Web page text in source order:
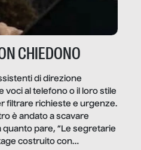
CHIEDONO
di direzione
voci al telefono o il loro stile
filtrare richieste e urgenze.
è andato a scavare
pare, “Le segretarie
costruito con